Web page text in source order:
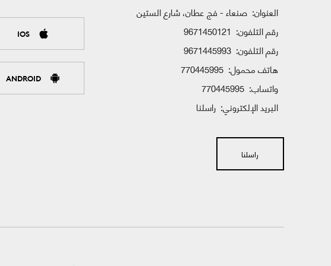
العنوان: صنعاء - فج عطان، شارع الستين
رقم التلفون: 9671450121
رقم التلفون: 9671445993
هاتف محمول: 770445995
واتساب: 770445995
البريد الإلكتروني: راسلنا
راسلنا
IOS
ANDROID